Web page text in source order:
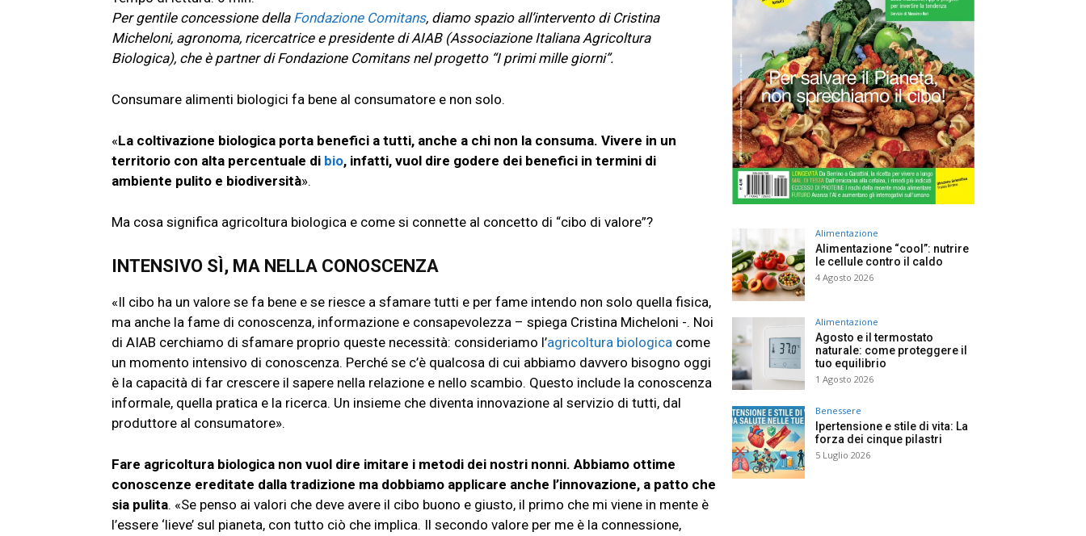
Per gentile concessione della Fondazione Comitans, diamo spazio all’intervento di Cristina
Micheloni, agronoma, ricercatrice e presidente di AIAB (Associazione Italiana Agricoltura
Biologica), che è partner di Fondazione Comitans nel progetto “I primi mille giorni”.
Consumare alimenti biologici fa bene al consumatore e non solo.
«La coltivazione biologica porta benefici a tutti, anche a chi non la consuma. Vivere in un
territorio con alta percentuale di bio, infatti, vuol dire godere dei benefici in termini di
ambiente pulito e biodiversità».
Ma cosa significa agricoltura biologica e come si connette al concetto di “cibo di valore”?
INTENSIVO SÌ, MA NELLA CONOSCENZA
«Il cibo ha un valore se fa bene e se riesce a sfamare tutti e per fame intendo non solo quella fisica,
ma anche la fame di conoscenza, informazione e consapevolezza – spiega Cristina Micheloni -. Noi
di AIAB cerchiamo di sfamare proprio queste necessità: consideriamo l’agricoltura biologica come
un momento intensivo di conoscenza. Perché se c’è qualcosa di cui abbiamo davvero bisogno oggi
è la capacità di far crescere il sapere nella relazione e nello scambio. Questo include la conoscenza
informale, quella pratica e la ricerca. Un insieme che diventa innovazione al servizio di tutti, dal
produttore al consumatore».
Fare agricoltura biologica non vuol dire imitare i metodi dei nostri nonni. Abbiamo ottime
conoscenze ereditate dalla tradizione ma dobbiamo applicare anche l’innovazione, a patto che
sia pulita. «Se penso ai valori che deve avere il cibo buono e giusto, il primo che mi viene in mente è
l’essere ‘lieve’ sul pianeta, con tutto ciò che implica. Il secondo valore per me è la connessione,
Alimentazione
Alimentazione “cool”: nutrire
le cellule contro il caldo
4 Agosto 2026
Alimentazione
Agosto e il termostato
naturale: come proteggere il
tuo equilibrio
1 Agosto 2026
Benessere
Ipertensione e stile di vita: La
forza dei cinque pilastri
5 Luglio 2026